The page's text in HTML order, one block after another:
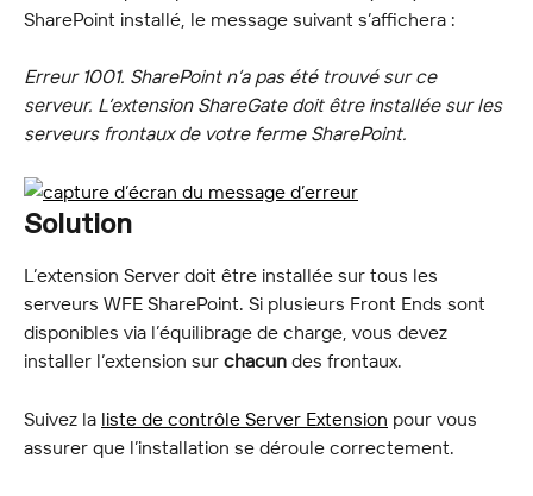
SharePoint installé, le message suivant s’affichera :
Erreur 1001. SharePoint n’a pas été trouvé sur ce
serveur. L’extension ShareGate doit être installée sur les
serveurs frontaux de votre ferme SharePoint.
Solution
L’extension Server doit être installée sur tous les
serveurs WFE SharePoint. Si plusieurs Front Ends sont
disponibles via l’équilibrage de charge, vous devez
installer l’extension sur chacun des frontaux.
Suivez la liste de contrôle Server Extension pour vous
assurer que l’installation se déroule correctement.